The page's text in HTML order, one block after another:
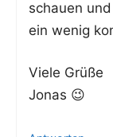
schau­en und
ein wenig
Vie­le Grüße
Jonas 😉